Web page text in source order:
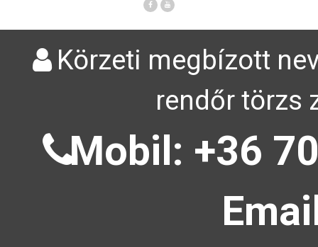
Körzeti megbízott
rendőr törzs
Mobil: +36